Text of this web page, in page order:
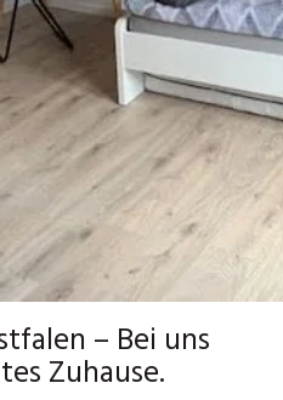
– Bei uns
Zuhause.